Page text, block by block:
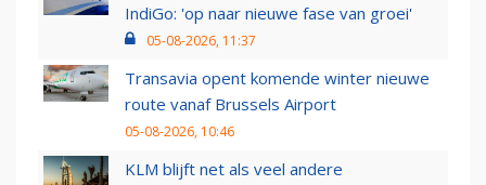
IndiGo: 'op naar nieuwe fase van groei'
05-08-2026, 11:37
Transavia opent komende winter nieuwe
route vanaf Brussels Airport
05-08-2026, 10:46
KLM blijft net als veel andere